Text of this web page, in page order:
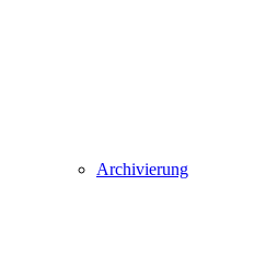
Archivierung